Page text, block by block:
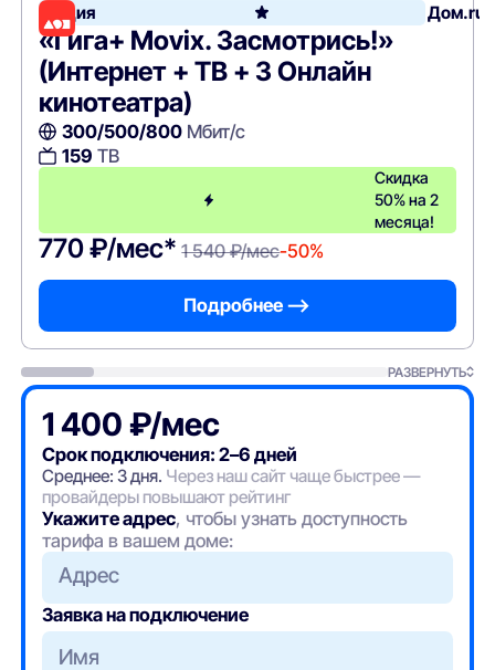
Акция Дом.ru
«Гига+ Movix. Засмотрись!»
(Интернет + ТВ + 3 Онлайн
кинотеатра)
300/500/800Мбит/с
159 ТВ
Скидка
50% на 2
месяца!
770 ₽/мес* 1 540 ₽/мес-50%
Подробнее —>
РАЗВЕРНУТЬ
1 400 ₽/мес
Срок подключения: 2–6 дней
Среднее: 3 дня. Через наш сайт чаще быстрее —
провайдеры повышают рейтинг
Укажите адрес, чтобы узнать доступность
тарифа в вашем доме:
Адрес
Заявка на подключение